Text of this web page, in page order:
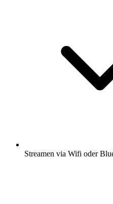
Streamen via Wifi oder